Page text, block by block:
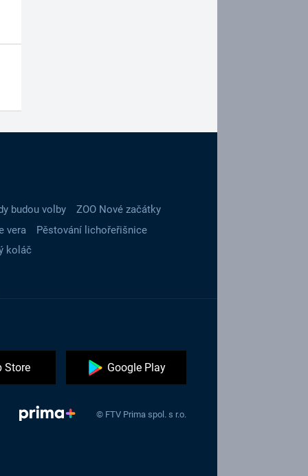
budou volby
ZOO Nové začátky
vera
Pěstování lichořeřišnice
koláč
Store Google Play
© FTV Prima spol. s r.o.